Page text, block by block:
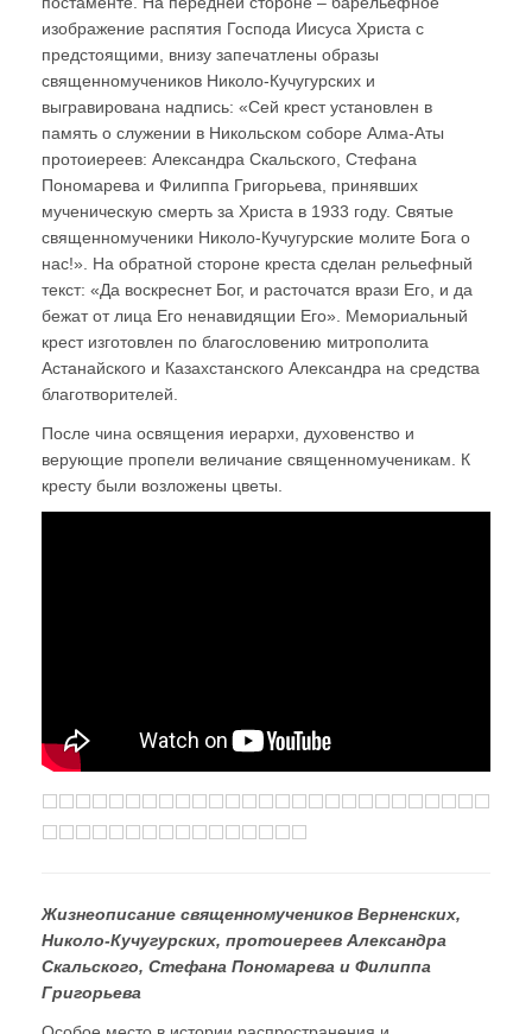
изображение распятия Господа Иисуса Христа с
предстоящими, внизу запечатлены образы
священномучеников Николо-Кучугурских и
выгравирована надпись: «Сей крест установлен в
память о служении в Никольском соборе Алма-Аты
протоиереев: Александра Скальского, Стефана
Пономарева и Филиппа Григорьева, принявших
мученическую смерть за Христа в 1933 году. Святые
священномученики Николо-Кучугурские молите Бога о
нас!». На обратной стороне креста сделан рельефный
текст: «Да воскреснет Бог, и расточатся врази Его, и да
бежат от лица Его ненавидящии Его». Мемориальный
крест изготовлен по благословению митрополита
Астанайского и Казахстанского Александра на средства
благотворителей.
После чина освящения иерархи, духовенство и
верующие пропели величание священномученикам. К
кресту были возложены цветы.
Жизнеописание священномучеников Верненских,
Николо-Кучугурских, протоиереев Александра
Скальского, Стефана Пономарева и Филиппа
Григорьева